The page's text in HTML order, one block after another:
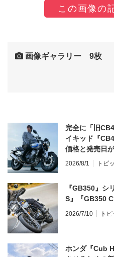
この画像の
画像ギャラリー 9枚
完全に「旧
イキッド『
価格と発売日
2026/8/1 トピ
『GB350』シ
S』『GB350
2026/7/10 ト
ホンダ『Cub